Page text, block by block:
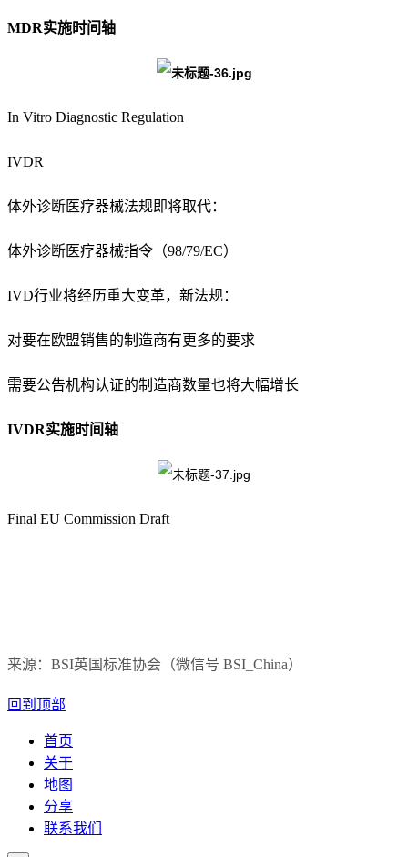
MDR实施时间轴
In Vitro Diagnostic Regulation
IVDR
体外诊断医疗器械法规即将取代：
体外诊断医疗器械指令（98/79/EC）
IVD行业将经历重大变革，新法规：
对要在欧盟销售的制造商有更多的要求
需要公告机构认证的制造商数量也将大幅增长
IVDR实施时间轴
Final EU Commission Draft
来源：BSI英国标准协会（微信号 BSI_China）
回到顶部
首页
关于
地图
分享
联系我们